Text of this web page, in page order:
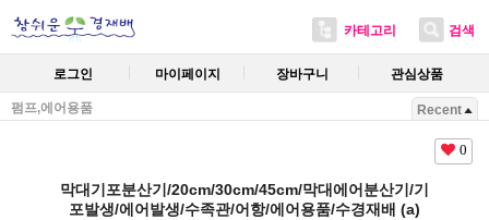
카테고리 검색
로그인 마이페이지 장바구니 관심상품
펌프,에어용품 Recent
0
막대기포분산기/20cm/30cm/45cm/막대에어분산기/기
포발생/에어발생/수족관/어항/에어용품/수경재배 (a)